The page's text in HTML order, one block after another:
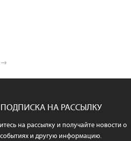
→
ПОДПИСКА НА РАССЫЛКУ
на рассылку и получайте новости о
событиях и другую информацию.